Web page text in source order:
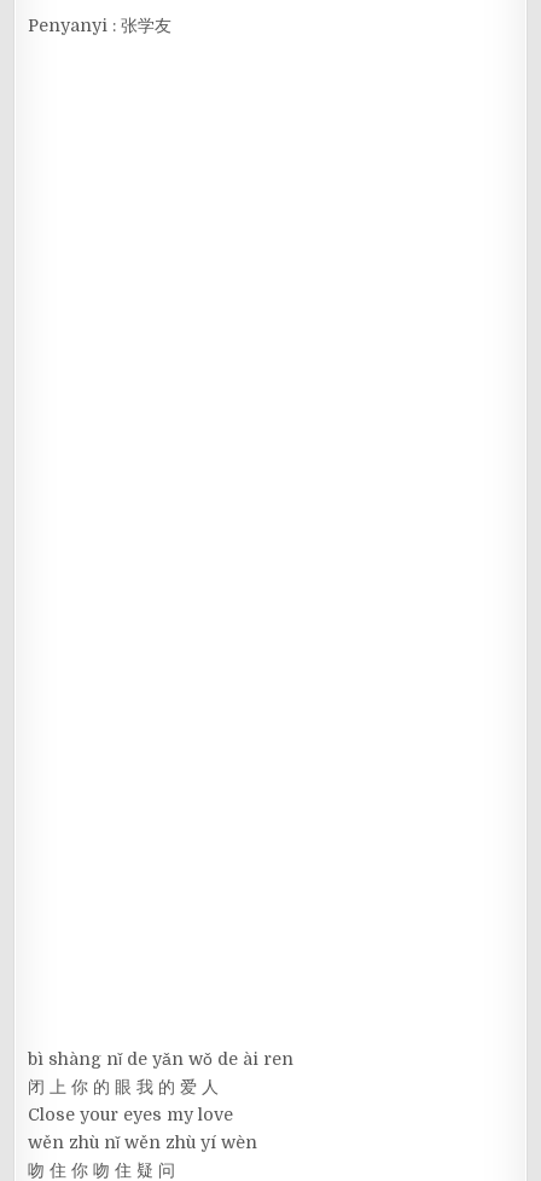
Penyanyi : 张学友
bì shàng nǐ de yǎn wǒ de ài ren
闭 上 你 的 眼 我 的 爱 人
Close your eyes my love
wěn zhù nǐ wěn zhù yí wèn
吻 住 你 吻 住 疑 问